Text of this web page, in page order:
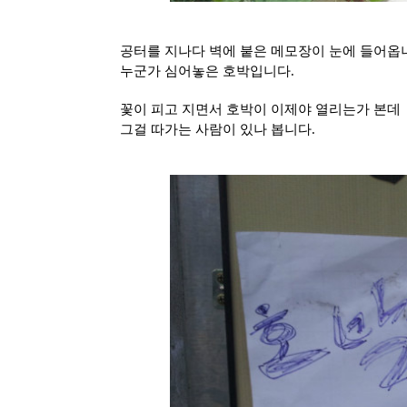
공터를 지나다 벽에 붙은 메모장이 눈에 들어옵
누군가 심어놓은 호박입니다.
꽃이 피고 지면서 호박이 이제야 열리는가 본데
그걸 따가는 사람이 있나 봅니다.